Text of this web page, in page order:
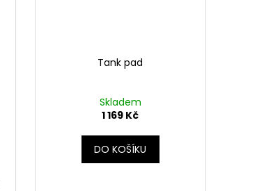
Tank pad
Skladem
1 169 Kč
DO KOŠÍKU